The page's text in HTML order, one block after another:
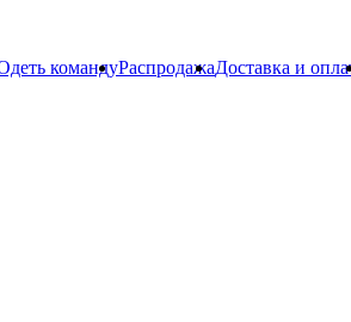
командуРаспродажаДоставка и